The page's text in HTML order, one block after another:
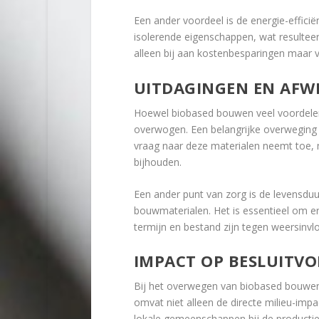
Een ander voordeel is de energie-
isolerende eigenschappen, wat
alleen bij aan kostenbesparingen
UITDAGINGEN EN
Hoewel biobased bouwen veel
overwogen. Een belangrijke
vraag naar deze materialen neemt
bijhouden.
Een ander punt van zorg is de
bouwmaterialen. Het is essentieel om
termijn en bestand zijn tegen
IMPACT OP
Bij het overwegen van biobased
omvat niet alleen de directe milieu-